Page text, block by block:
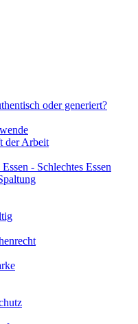
oder generiert?
der Arbeit
- Schlechtes Essen